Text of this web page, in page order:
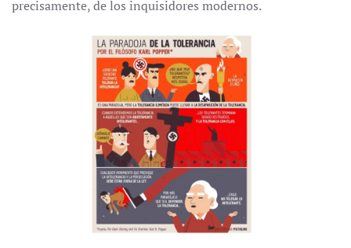
precisamente, de los inquisidores modernos.